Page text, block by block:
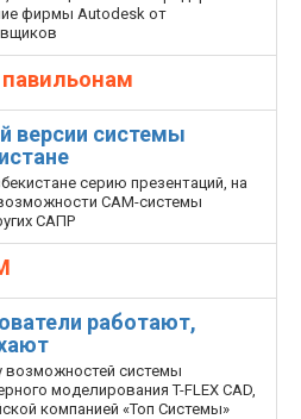
фирмы Autodesk от
версии системы
серию презентаций, на
CAM-системы
САПР
работают,
возможностей системы
моделирования T-FLEX CAD,
компанией «Топ Системы»